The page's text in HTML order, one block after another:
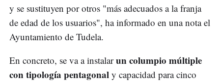
y se sustituyen por otros "más adecuados a la franja
de edad de los usuarios", ha informado en una nota el
Ayuntamiento de Tudela.
En concreto, se va a instalarun columpio múltiple
con tipología pentagonal y capacidad para cinco